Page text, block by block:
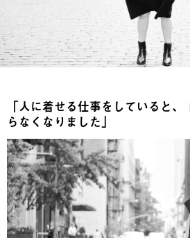
「人に着せる仕事をしていると
らなくなりました」